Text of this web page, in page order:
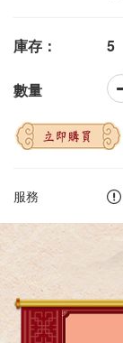
庫存： 5
數量
立即購買
服務